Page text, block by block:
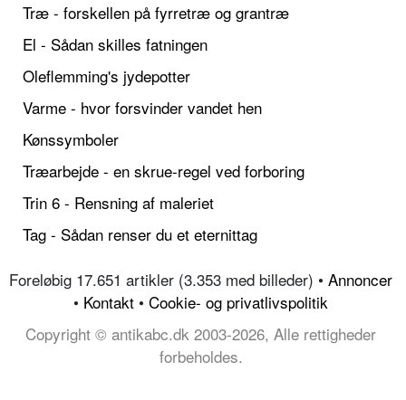
Træ - forskellen på fyrretræ og grantræ
El - Sådan skilles fatningen
Oleflemming's jydepotter
Varme - hvor forsvinder vandet hen
Kønssymboler
Træarbejde - en skrue-regel ved forboring
Trin 6 - Rensning af maleriet
Tag - Sådan renser du et eternittag
Foreløbig 17.651 artikler (3.353 med billeder) • Annoncer
• Kontakt • Cookie- og privatlivspolitik
Copyright © antikabc.dk 2003-2026, Alle rettigheder
forbeholdes.